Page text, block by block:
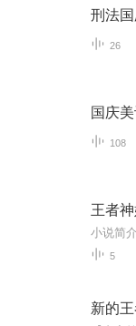
刑法
26
国庆
108
王者
5
新的